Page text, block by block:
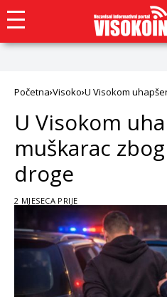
Početna Visoko U Visokom
U Visokom
muškarac
droge
2 MJESECA PRIJE